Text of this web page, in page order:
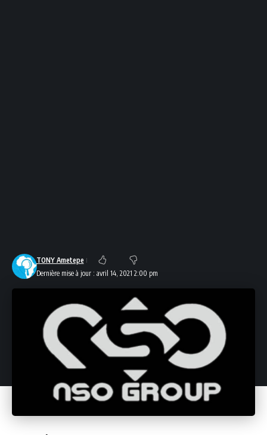
Dernière mise à jour : avril 14, 2021 2:00 pm
TONY Ametepe